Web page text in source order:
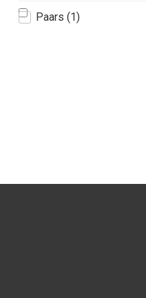
Paars (1)